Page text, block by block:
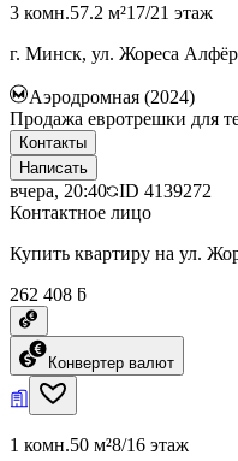
3 комн.57.2 м²17/21 этаж
г. Минск, ул. Жореса
Аэродромная (2024)
Продажа евротрешки для
Контакты
Написать
вчера, 20:40 ID 4139272
Контактное лицо
Купить квартиру на ул.
262 408 ƃ
Конвертер валют
1 комн.50 м²8/16 этаж